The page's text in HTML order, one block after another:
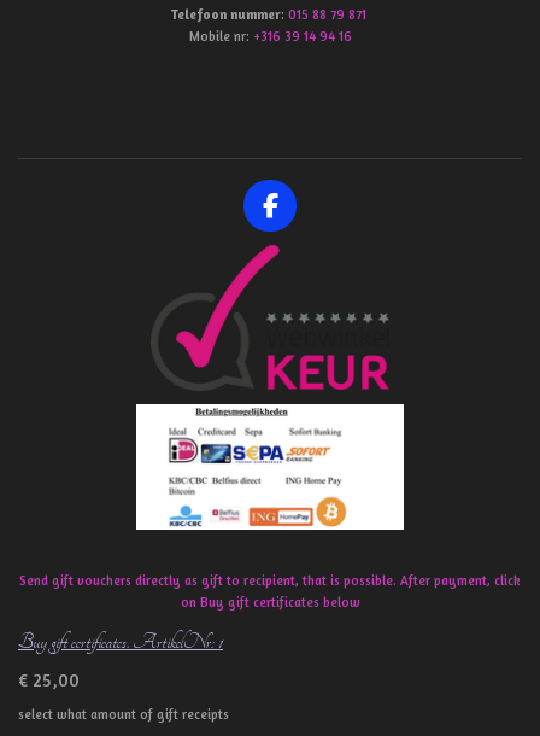
Telefoon nummer: 015 88 79 871
Mobile nr: +316 39 14 94 16
F
a
c
b
o
k
Send gift vouchers directly as gift to recipient, that is possible. After payment, click
on Buy gift certificates below
Buy gift certificates. ArtikelNr: 1
€ 25,00
select what amount of gift receipts